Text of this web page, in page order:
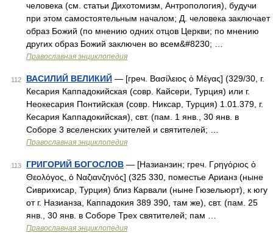
человека (см. статьи Дихотомизм, Антропология), будучи
при этом самостоятельным началом; Д. человека заключает
образ Божий (по мнению одних отцов Церкви; по мнению
других образ Божий заключен во всем&#8230; …
Православная энциклопедия
112 ВАСИЛИЙ ВЕЛИКИЙ — [греч. Βασίλειος ὁ Μέγας] (329/30, г.
Кесария Каппадокийская (совр. Кайсери, Турция) или г.
Неокесария Понтийская (совр. Никсар, Турция) 1.01.379, г.
Кесария Каппадокийская), свт. (пам. 1 янв., 30 янв. в
Соборе 3 вселенских учителей и святителей; …
Православная энциклопедия
113 ГРИГОРИЙ БОГОСЛОВ — [Назианзин; греч. Γρηγόριος ὁ
Θεολόγος, ὁ Ναζιανζηνός] (325 330, поместье Арианз (ныне
Сиврихисар, Турция) близ Карвали (ныне Гюзельюрт), к югу
от г. Назианза, Каппадокия 389 390, там же), свт. (пам. 25
янв., 30 янв. в Соборе Трех святителей; пам …
Православная энциклопедия